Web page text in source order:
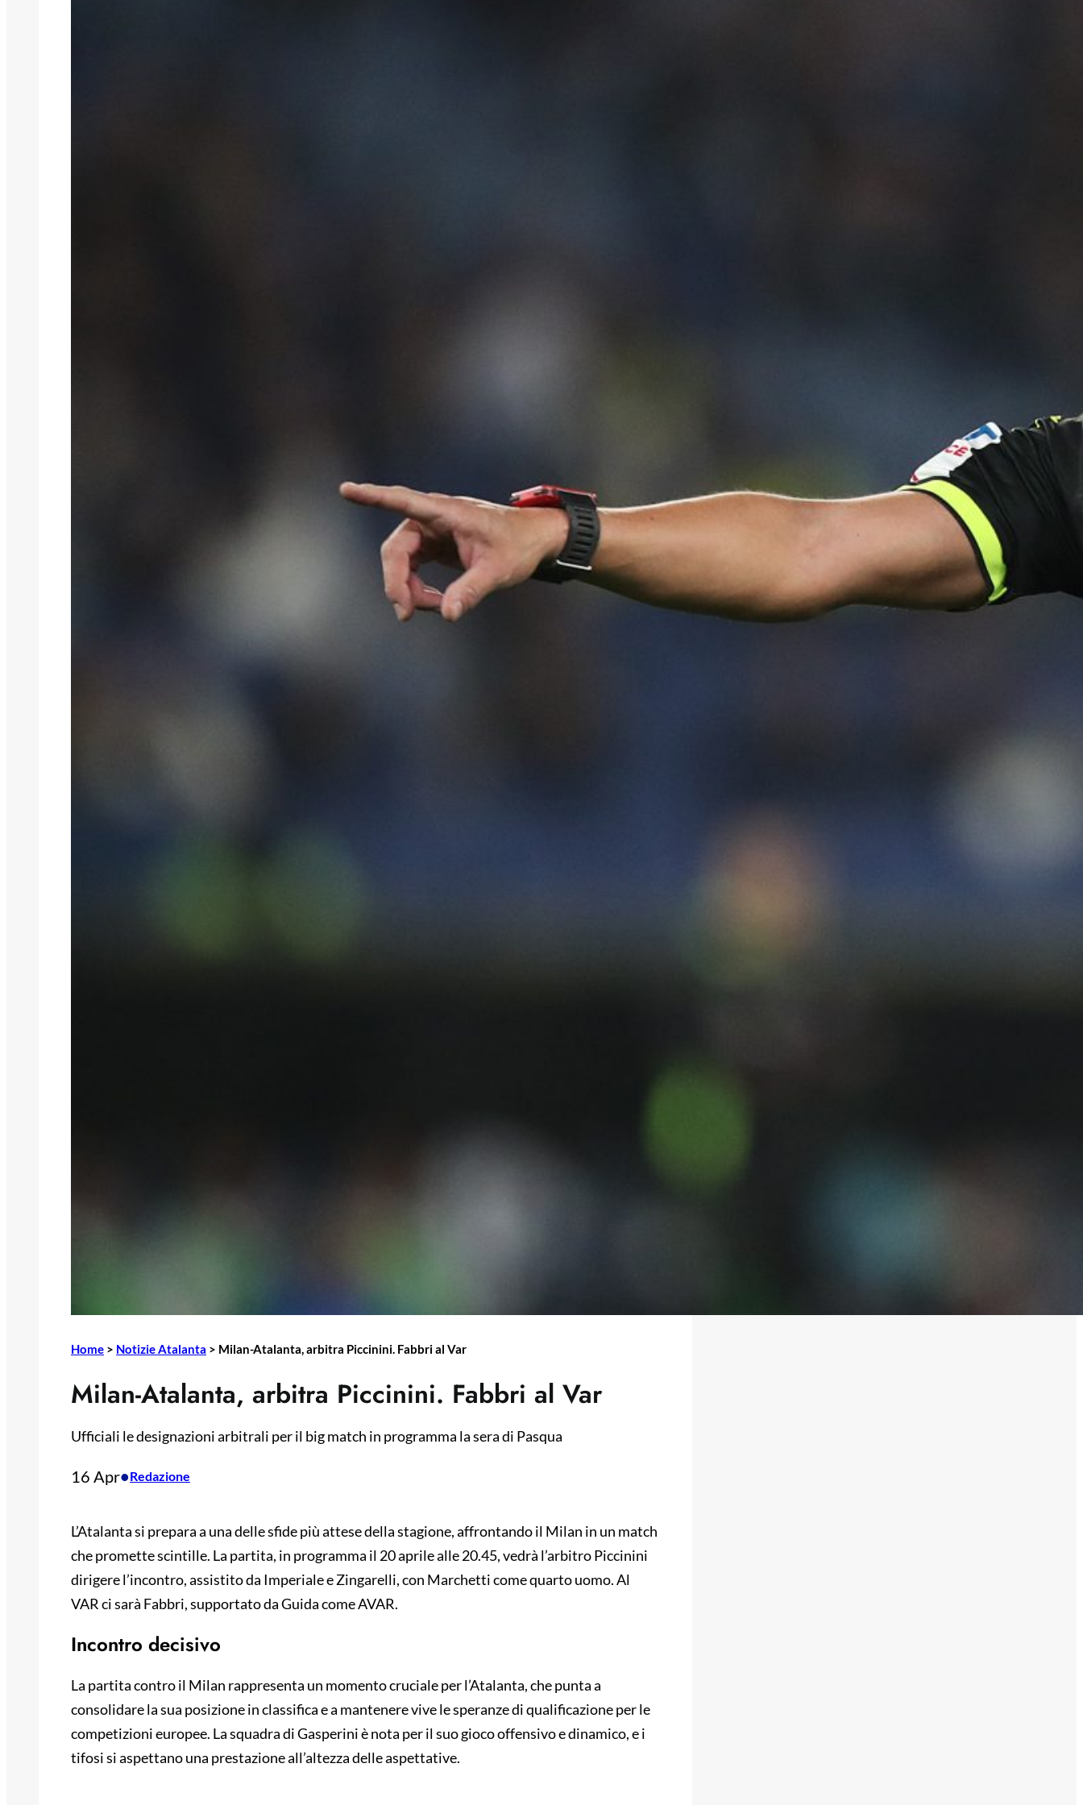
Home > Notizie Atalanta > Milan-Atalanta, arbitra Piccinini. Fabbri al Var
Milan-Atalanta, arbitra Piccinini. Fabbri al Var
Ufficiali le designazioni arbitrali per il big match in programma la sera di Pasqua
16 Apr•Redazione
L’Atalanta si prepara a una delle sfide più attese della stagione, affrontando il Milan in un match
che promette scintille. La partita, in programma il 20 aprile alle 20.45, vedrà l’arbitro Piccinini
dirigere l’incontro, assistito da Imperiale e Zingarelli, con Marchetti come quarto uomo. Al
VAR ci sarà Fabbri, supportato da Guida come AVAR.
Incontro decisivo
La partita contro il Milan rappresenta un momento cruciale per l’Atalanta, che punta a
consolidare la sua posizione in classifica e a mantenere vive le speranze di qualificazione per le
competizioni europee. La squadra di Gasperini è nota per il suo gioco offensivo e dinamico, e i
tifosi si aspettano una prestazione all’altezza delle aspettative.